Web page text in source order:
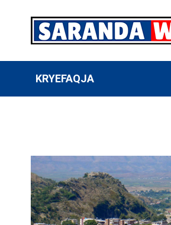
KRYEFAQJA